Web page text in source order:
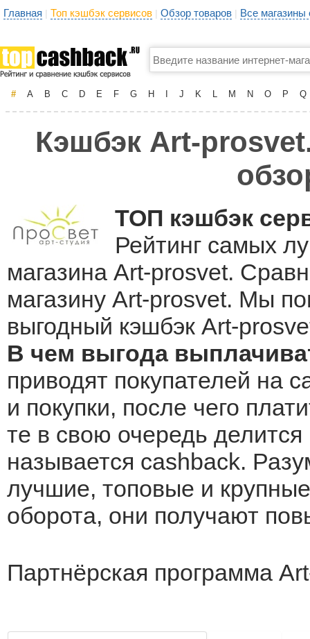
Главная | Топ кэшбэк сервисов | Обзор товаров | Все
# A B C D E F G H J K L M N O P Q
Кэшбэк Art-
ТОП кэшбэк
Рейтинг самых
магазина Art-prosvet.
магазину Art-prosvet. Мы
выгодный кэшбэк Art-
В чем выгода
приводят покупателей на
и покупки, после чего
те в свою очередь
называется cashback.
лучшие, топовые и
оборота, они получают
Партнёрская программа